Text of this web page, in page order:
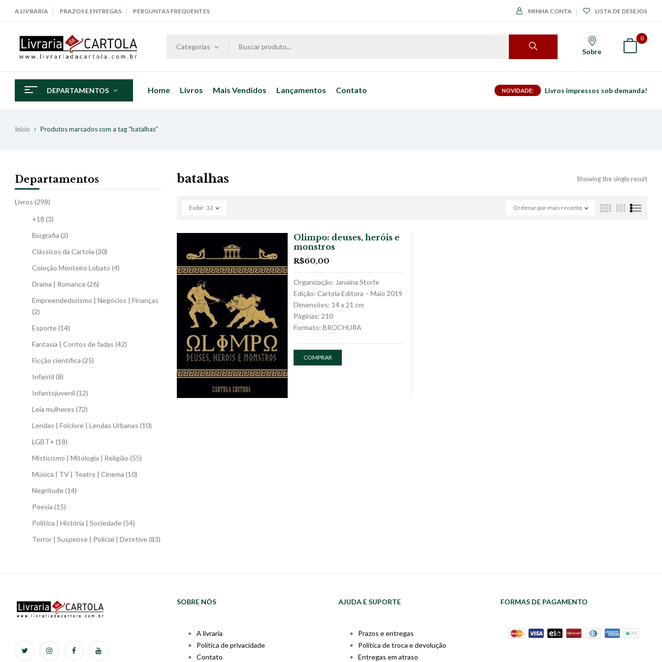
A LIVRARIA PRAZOS E ENTREGAS PERGUNTAS FREQUENTES MINHA CONTA LISTA DE DESEJOS
Categorias
Sobre
0
DEPARTAMENTOS Home Livros Mais Vendidos Lançamentos Contato NOVIDADE: Livros impressos sob demanda!
Início Produtos marcados com a tag “batalhas”
Departamentos
Livros (298)
+18 (3)
Biografia (2)
Clássicos da Cartola (30)
Coleção Monteiro Lobato (4)
Drama | Romance(26)
Empreendedorismo | Negócios | Finanças
(2)
Esporte(14)
Fantasia | Contos de fadas (42)
Ficção científica (25)
Infantil (8)
Infantojuvenil (12)
Leia mulheres (72)
Lendas | Folclore | Lendas Urbanas (10)
LGBT+ (18)
Misticismo | Mitologia | Religião (55)
Música | TV | Teatro | Cinema (10)
Negritude(14)
Poesia (15)
Política | História | Sociedade(54)
Terror | Suspense | Policial | Detetive(83)
batalhas Showing the single result
Ordenar por mais recente
Exibir 32
Olimpo: deuses, heróis e
monstros
R$60,00
Organização: Janaina Storfe
Edição: Cartola Editora – Maio 2019
Dimensões: 14 x 21 cm
Páginas: 210
Formato: BROCHURA
COMPRAR
SOBRE NÓS
A livraria
Política de privacidade
Contato
AJUDA E SUPORTE
Prazos e entregas
Política de troca e devolução
Entregas em atraso
FORMAS DE PAGAMENTO